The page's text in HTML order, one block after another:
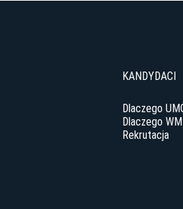
KANDYDACI
Dlaczego
Dlaczego WM
Rekrutacja